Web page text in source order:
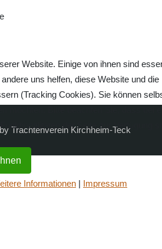
Trachtenverein Kirchheim-Teck
Website. Einige von ihnen sind
uns helfen, diese Website und die
(Tracking Cookies). Sie können
der Seite zur Verfügung
Informationen | Impressum